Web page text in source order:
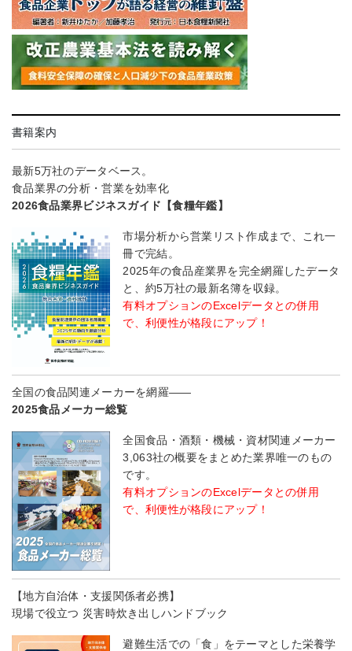
書籍案内
最新5万社のデータベース。
食品業界の分析・営業を効率化
2026食品業界ビジネスガイド【食糧年鑑】
市場分析から営業リスト作成まで、これ一
冊で完結。
2025年の食品産業界を完全網羅したデータ
と、約5万社の最新名簿を収録。
有料オプションのExcelデータとの併用
で、利便性が格段にアップ！
全国の食品関連メーカーを網羅――
2025食品メーカー総覧
全国食品・酒類・機械・資材関連メーカー
3,063社の概要をまとめた業界唯一のもの
です。
有料オプションのExcelデータとの併用
で、利便性が格段にアップ！
【地方自治体・支援関係者必携】
現場で役立つ 災害時炊き出しハンドブック
避難生活での「食」をテーマとした栄養学